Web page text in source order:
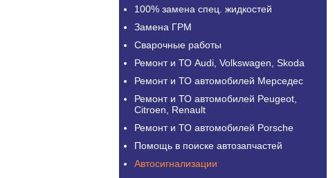
100% замена спец. жидкостей
Замена ГРМ
Сварочные работы
Ремонт и ТО Audi, Volkswagen, Skoda
Ремонт и ТО автомобилей Мерседес
Ремонт и ТО автомобилей Peugeot,
Citroen, Renault
Ремонт и ТО автомобилей Porsche
Помощь в поиске автозапчастей
Автосигнализации